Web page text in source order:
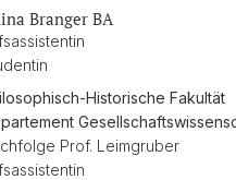
Branger BA
Historische Fakultät
Prof. Leimgruber